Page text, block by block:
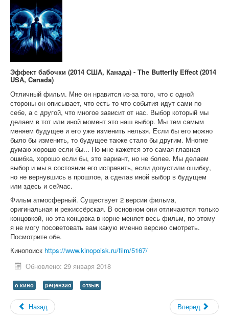
Эффект бабочки (2014 США, Канада) - The Butterfly Effect (2014
USA, Canada)
Отличный фильм. Мне он нравится из-за того, что с одной
стороны он описывает, что есть то что события идут сами по
себе, а с другой, что многое зависит от нас. Выбор который мы
делаем в тот или иной момент это наш выбор. Мы тем самым
меняем будущее и его уже изменить нельзя. Если бы его можно
было бы изменить, то будущее также стало бы другим. Многие
думаю хорошо если бы... Но мне кажется это самая главная
ошибка, хорошо если бы, это вариант, но не более. Мы делаем
выбор и мы в состоянии его исправить, если допустили ошибку,
но не вернувшись в прошлое, а сделав иной выбор в будущем
или здесь и сейчас.
Фильм атмосферный. Существует 2 версии фильма,
оригинальная и режиссёрская. В основном они отличаются только
концовкой, но эта концовка в корне меняет весь фильм, по этому
я не могу посоветовать вам какую именно версию смотреть.
Посмотрите обе.
Кинопоиск https://www.kinopoisk.ru/film/5167/
Обновлено: 29 января 2018
о кино рецензия отзыв
Назад Вперед